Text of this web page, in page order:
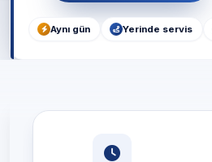
Aynı gün Yerinde servis